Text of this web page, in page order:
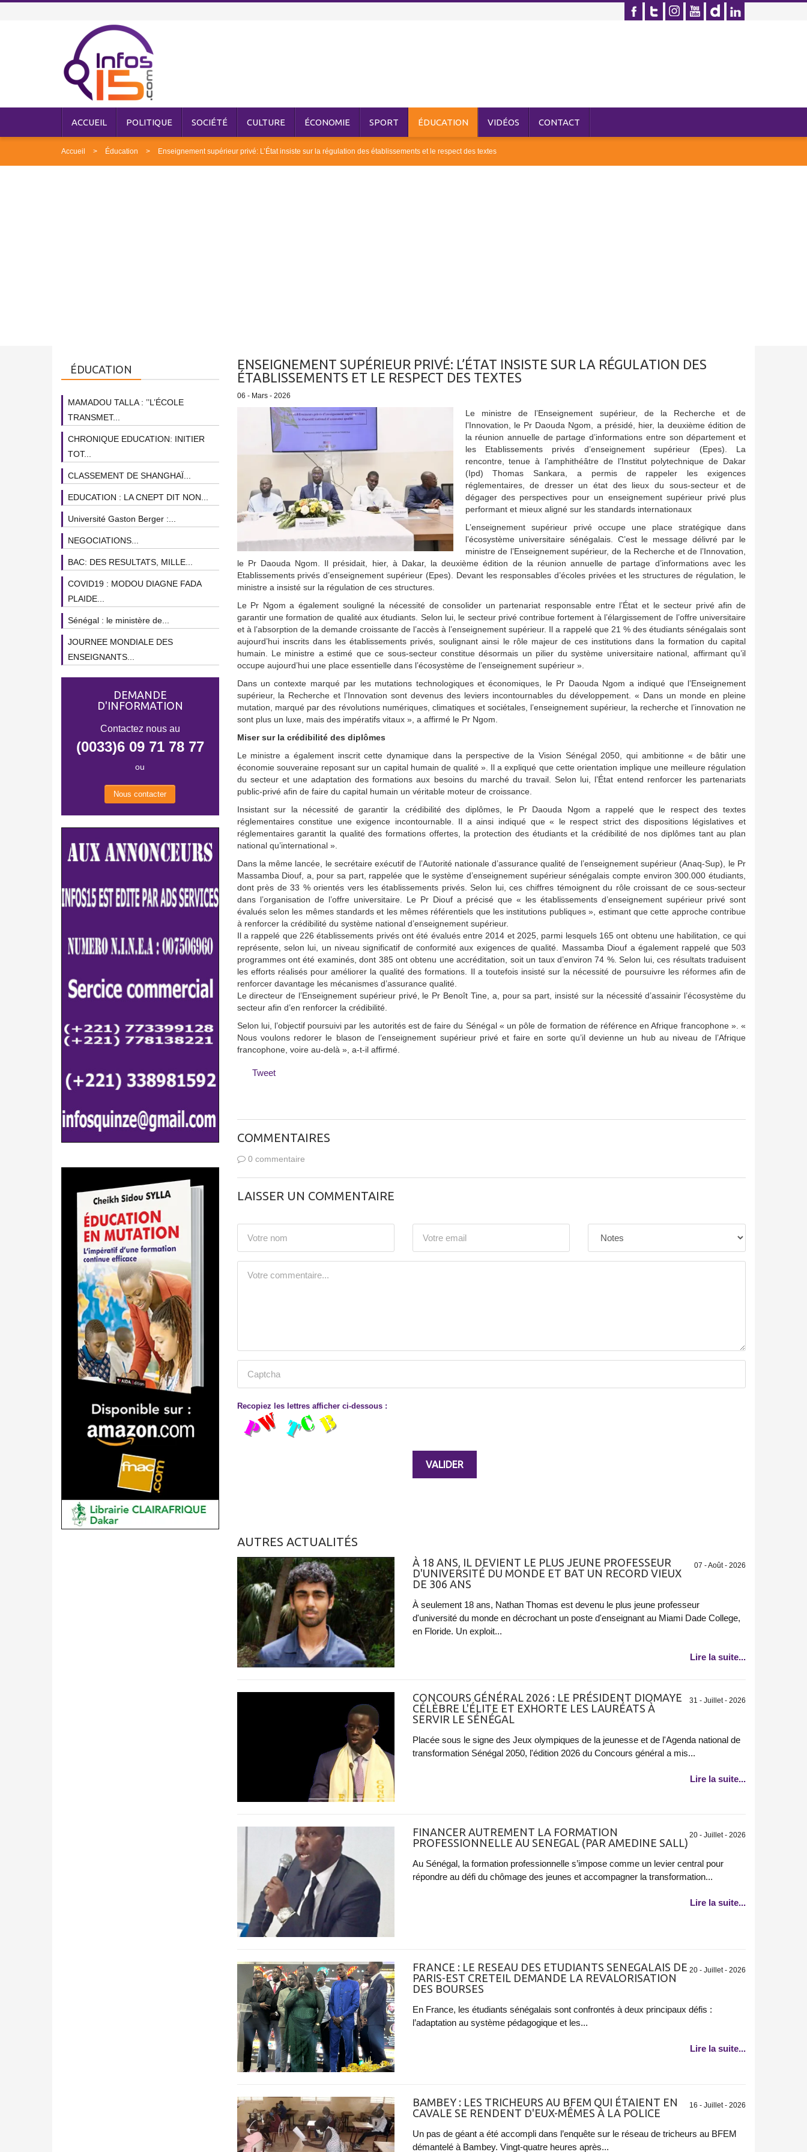
ACCUEIL POLITIQUE SOCIÉTÉ CULTURE ÉCONOMIE SPORT ÉDUCATION VIDÉOS CONTACT
Accueil Éducation Enseignement supérieur privé: L’État insiste sur la régulation des établissements et le respect des textes
ENSEIGNEMENT SUPÉRIEUR PRIVÉ: L’ÉTAT INSISTE SUR LA RÉGULATION DES
ÉTABLISSEMENTS ET LE RESPECT DES TEXTES
06 - Mars - 2026
Le ministre de l’Enseignement supérieur, de la Recherche et de
l’Innovation, le Pr Daouda Ngom, a présidé, hier, la deuxième édition de
la réunion annuelle de partage d’informations entre son département et
les Etablissements privés d’enseignement supérieur (Epes). La
rencontre, tenue à l’amphithéâtre de l’Institut polytechnique de Dakar
(Ipd) Thomas Sankara, a permis de rappeler les exigences
réglementaires, de dresser un état des lieux du sous-secteur et de
dégager des perspectives pour un enseignement supérieur privé plus
performant et mieux aligné sur les standards internationaux
L’enseignement supérieur privé occupe une place stratégique dans
l’écosystème universitaire sénégalais. C’est le message délivré par le
ministre de l’Enseignement supérieur, de la Recherche et de l’Innovation,
le Pr Daouda Ngom. Il présidait, hier, à Dakar, la deuxième édition de la réunion annuelle de partage d’informations avec les
Etablissements privés d’enseignement supérieur (Epes). Devant les responsables d’écoles privées et les structures de régulation, le
ministre a insisté sur la régulation de ces structures.
Le Pr Ngom a également souligné la nécessité de consolider un partenariat responsable entre l’État et le secteur privé afin de
garantir une formation de qualité aux étudiants. Selon lui, le secteur privé contribue fortement à l’élargissement de l’offre universitaire
et à l’absorption de la demande croissante de l’accès à l’enseignement supérieur. Il a rappelé que 21 % des étudiants sénégalais sont
aujourd’hui inscrits dans les établissements privés, soulignant ainsi le rôle majeur de ces institutions dans la formation du capital
humain. Le ministre a estimé que ce sous-secteur constitue désormais un pilier du système universitaire national, affirmant qu’il
occupe aujourd’hui une place essentielle dans l’écosystème de l’enseignement supérieur ».
Dans un contexte marqué par les mutations technologiques et économiques, le Pr Daouda Ngom a indiqué que l’Enseignement
supérieur, la Recherche et l’Innovation sont devenus des leviers incontournables du développement. « Dans un monde en pleine
mutation, marqué par des révolutions numériques, climatiques et sociétales, l’enseignement supérieur, la recherche et l’innovation ne
sont plus un luxe, mais des impératifs vitaux », a affirmé le Pr Ngom.
Miser sur la crédibilité des diplômes
Le ministre a également inscrit cette dynamique dans la perspective de la Vision Sénégal 2050, qui ambitionne « de bâtir une
économie souveraine reposant sur un capital humain de qualité ». Il a expliqué que cette orientation implique une meilleure régulation
du secteur et une adaptation des formations aux besoins du marché du travail. Selon lui, l’État entend renforcer les partenariats
public-privé afin de faire du capital humain un véritable moteur de croissance.
Insistant sur la nécessité de garantir la crédibilité des diplômes, le Pr Daouda Ngom a rappelé que le respect des textes
réglementaires constitue une exigence incontournable. Il a ainsi indiqué que « le respect strict des dispositions législatives et
réglementaires garantit la qualité des formations offertes, la protection des étudiants et la crédibilité de nos diplômes tant au plan
national qu’international ».
Dans la même lancée, le secrétaire exécutif de l’Autorité nationale d’assurance qualité de l’enseignement supérieur (Anaq-Sup), le Pr
Massamba Diouf, a, pour sa part, rappelée que le système d’enseignement supérieur sénégalais compte environ 300.000 étudiants,
dont près de 33 % orientés vers les établissements privés. Selon lui, ces chiffres témoignent du rôle croissant de ce sous-secteur
dans l’organisation de l’offre universitaire. Le Pr Diouf a précisé que « les établissements d’enseignement supérieur privé sont
évalués selon les mêmes standards et les mêmes référentiels que les institutions publiques », estimant que cette approche contribue
à renforcer la crédibilité du système national d’enseignement supérieur.
Il a rappelé que 226 établissements privés ont été évalués entre 2014 et 2025, parmi lesquels 165 ont obtenu une habilitation, ce qui
représente, selon lui, un niveau significatif de conformité aux exigences de qualité. Massamba Diouf a également rappelé que 503
programmes ont été examinés, dont 385 ont obtenu une accréditation, soit un taux d’environ 74 %. Selon lui, ces résultats traduisent
les efforts réalisés pour améliorer la qualité des formations. Il a toutefois insisté sur la nécessité de poursuivre les réformes afin de
renforcer davantage les mécanismes d’assurance qualité.
Le directeur de l’Enseignement supérieur privé, le Pr Benoît Tine, a, pour sa part, insisté sur la nécessité d’assainir l’écosystème du
secteur afin d’en renforcer la crédibilité.
Selon lui, l’objectif poursuivi par les autorités est de faire du Sénégal « un pôle de formation de référence en Afrique francophone ». «
Nous voulons redorer le blason de l’enseignement supérieur privé et faire en sorte qu’il devienne un hub au niveau de l’Afrique
francophone, voire au-delà », a-t-il affirmé.
Tweet
COMMENTAIRES
0 commentaire
LAISSER UN COMMENTAIRE
Recopiez les lettres afficher ci-dessous :
AUTRES ACTUALITÉS
07 - Août - 2026
À 18 ANS, IL DEVIENT LE PLUS JEUNE PROFESSEUR
D'UNIVERSITÉ DU MONDE ET BAT UN RECORD VIEUX
DE 306 ANS
À seulement 18 ans, Nathan Thomas est devenu le plus jeune professeur
d'université du monde en décrochant un poste d'enseignant au Miami Dade College,
en Floride. Un exploit...
Lire la suite...
31 - Juillet - 2026
CONCOURS GÉNÉRAL 2026 : LE PRÉSIDENT DIOMAYE
CÉLÈBRE L'ÉLITE ET EXHORTE LES LAURÉATS À
SERVIR LE SÉNÉGAL
Placée sous le signe des Jeux olympiques de la jeunesse et de l'Agenda national de
transformation Sénégal 2050, l'édition 2026 du Concours général a mis...
Lire la suite...
20 - Juillet - 2026
FINANCER AUTREMENT LA FORMATION
PROFESSIONNELLE AU SENEGAL (PAR AMEDINE SALL)
Au Sénégal, la formation professionnelle s’impose comme un levier central pour
répondre au défi du chômage des jeunes et accompagner la transformation...
Lire la suite...
20 - Juillet - 2026
FRANCE : LE RESEAU DES ETUDIANTS SENEGALAIS DE
PARIS-EST CRETEIL DEMANDE LA REVALORISATION
DES BOURSES
En France, les étudiants sénégalais sont confrontés à deux principaux défis :
l’adaptation au système pédagogique et les...
Lire la suite...
16 - Juillet - 2026
BAMBEY : LES TRICHEURS AU BFEM QUI ÉTAIENT EN
CAVALE SE RENDENT D'EUX-MÊMES À LA POLICE
Un pas de géant a été accompli dans l’enquête sur le réseau de tricheurs au BFEM
démantelé à Bambey. Vingt-quatre heures après...
ÉDUCATION
MAMADOU TALLA : ’’L’ÉCOLE
TRANSMET...
CHRONIQUE EDUCATION: INITIER
TOT...
CLASSEMENT DE SHANGHAÏ...
EDUCATION : LA CNEPT DIT NON...
Université Gaston Berger :...
NEGOCIATIONS...
BAC: DES RESULTATS, MILLE...
COVID19 : MODOU DIAGNE FADA
PLAIDE...
Sénégal : le ministère de...
JOURNEE MONDIALE DES
ENSEIGNANTS...
DEMANDE
D'INFORMATION
Contactez nous au
(0033)6 09 71 78 77
ou
Nous contacter